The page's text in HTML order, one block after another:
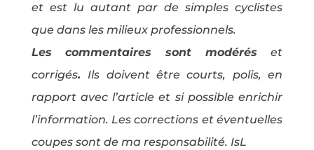
et est lu autant par de simples cyclistes
que dans les milieux professionnels.
Les commentaires sont modéréset
corrigés. Ils doivent être courts, polis, en
rapport avec l’article et si possible enrichir
l’information. Les corrections et éventuelles
coupes sont de ma responsabilité. IsL